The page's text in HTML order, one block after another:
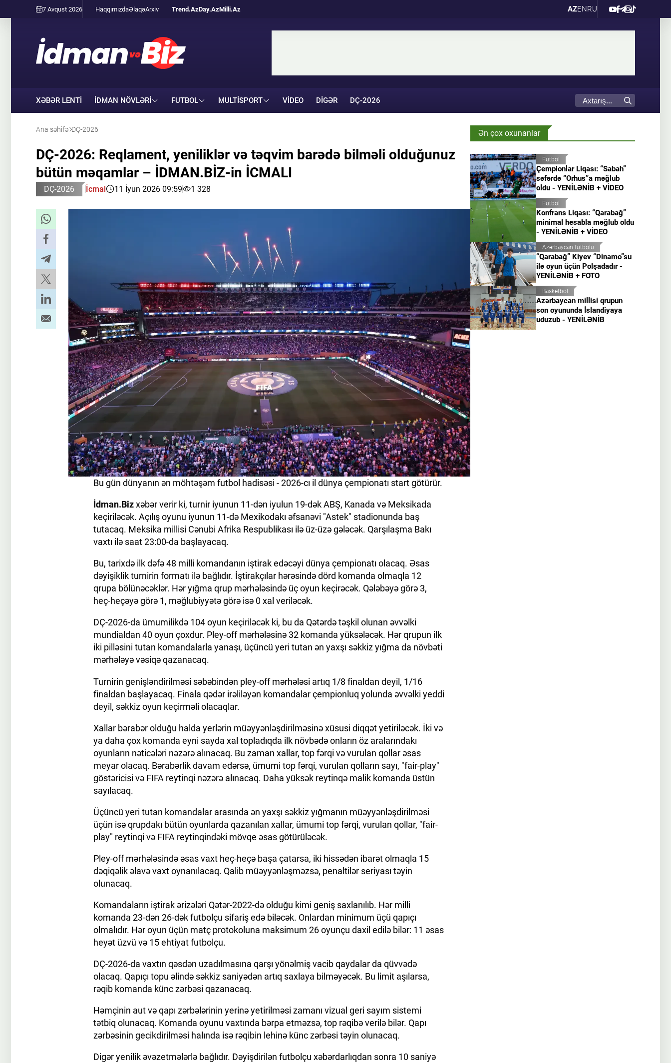
7 Avqust 2026 HaqqımızdaƏlaqəArxiv Trend.AzDay.AzMilli.Az AZENRU
XƏBƏR LENTİ İDMAN NÖVLƏRI FUTBOL MULTISPORT VIDEO DIGƏR DÇ-2026
Ana səhifə DÇ-2026
DÇ-2026: Reqlament, yeniliklər və təqvim barədə bilməli olduğunuz
bütün məqamlar – İDMAN.BİZ-in İCMALI
DÇ-2026 İcmal 11 İyun 2026 09:59 1 328
Bu gün dünyanın ən möhtəşəm futbol hadisəsi - 2026-cı il dünya çempionatı start götürür.
İdman.Bizxəbər verir ki, turnir iyunun 11-dən iyulun 19-dək ABŞ, Kanada və Meksikada
keçiriləcək. Açılış oyunu iyunun 11-də Mexikodakı əfsanəvi "Astek" stadionunda baş
tutacaq. Meksika millisi Cənubi Afrika Respublikası ilə üz-üzə gələcək. Qarşılaşma Bakı
vaxtı ilə saat 23:00-da başlayacaq.
Bu, tarixdə ilk dəfə 48 milli komandanın iştirak edəcəyi dünya çempionatı olacaq. Əsas
dəyişiklik turnirin formatı ilə bağlıdır. İştirakçılar hərəsində dörd komanda olmaqla 12
qrupa bölünəcəklər. Hər yığma qrup mərhələsində üç oyun keçirəcək. Qələbəyə görə 3,
heç-heçəyə görə 1, məğlubiyyətə görə isə 0 xal veriləcək.
DÇ-2026-da ümumilikdə 104 oyun keçiriləcək ki, bu da Qətərdə təşkil olunan əvvəlki
mundialdan 40 oyun çoxdur. Pley-off mərhələsinə 32 komanda yüksələcək. Hər qrupun ilk
iki pilləsini tutan komandalarla yanaşı, üçüncü yeri tutan ən yaxşı səkkiz yığma da növbəti
mərhələyə vəsiqə qazanacaq.
Turnirin genişləndirilməsi səbəbindən pley-off mərhələsi artıq 1/8 finaldan deyil, 1/16
finaldan başlayacaq. Finala qədər irəliləyən komandalar çempionluq yolunda əvvəlki yeddi
deyil, səkkiz oyun keçirməli olacaqlar.
Xallar bərabər olduğu halda yerlərin müəyyənləşdirilməsinə xüsusi diqqət yetiriləcək. İki və
ya daha çox komanda eyni sayda xal topladıqda ilk növbədə onların öz aralarındakı
oyunların nəticələri nəzərə alınacaq. Bu zaman xallar, top fərqi və vurulan qollar əsas
meyar olacaq. Bərabərlik davam edərsə, ümumi top fərqi, vurulan qolların sayı, "fair-play"
göstəricisi və FIFA reytinqi nəzərə alınacaq. Daha yüksək reytinqə malik komanda üstün
sayılacaq.
Üçüncü yeri tutan komandalar arasında ən yaxşı səkkiz yığmanın müəyyənləşdirilməsi
üçün isə qrupdakı bütün oyunlarda qazanılan xallar, ümumi top fərqi, vurulan qollar, "fair-
play" reytinqi və FIFA reytinqindəki mövqe əsas götürüləcək.
Pley-off mərhələsində əsas vaxt heç-heçə başa çatarsa, iki hissədən ibarət olmaqla 15
dəqiqəlik əlavə vaxt oynanılacaq. Qalib müəyyənləşməzsə, penaltilər seriyası təyin
olunacaq.
Komandaların iştirak ərizələri Qətər-2022-də olduğu kimi geniş saxlanılıb. Hər milli
komanda 23-dən 26-dək futbolçu sifariş edə biləcək. Onlardan minimum üçü qapıçı
olmalıdır. Hər oyun üçün matç protokoluna maksimum 26 oyunçu daxil edilə bilər: 11 əsas
heyət üzvü və 15 ehtiyat futbolçu.
DÇ-2026-da vaxtın qəsdən uzadılmasına qarşı yönəlmiş vacib qaydalar da qüvvədə
olacaq. Qapıçı topu əlində səkkiz saniyədən artıq saxlaya bilməyəcək. Bu limit aşılarsa,
rəqib komanda künc zərbəsi qazanacaq.
Həmçinin aut və qapı zərbələrinin yerinə yetirilməsi zamanı vizual geri sayım sistemi
tətbiq olunacaq. Komanda oyunu vaxtında bərpa etməzsə, top rəqibə verilə bilər. Qapı
zərbəsinin gecikdirilməsi halında isə rəqibin lehinə künc zərbəsi təyin olunacaq.
Digər yenilik əvəzetmələrlə bağlıdır. Dəyişdirilən futbolçu xəbərdarlıqdan sonra 10 saniyə
Ən çox oxunanlar
Futbol
Çempionlar Liqası: “Sabah”
səfərdə “Orhus”a məğlub
oldu - YENİLƏNİB + VİDEO
Futbol
Konfrans Liqası: “Qarabağ”
minimal hesabla məğlub oldu
- YENİLƏNİB + VİDEO
Azərbaycan futbolu
“Qarabağ” Kiyev “Dinamo”su
ilə oyun üçün Polşadadır -
YENİLƏNİB + FOTO
Basketbol
Azərbaycan millisi qrupun
son oyununda İslandiyaya
uduzub - YENİLƏNİB